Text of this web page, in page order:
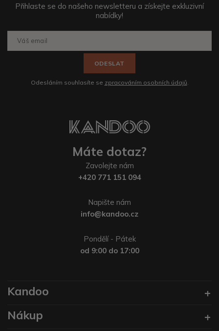
Přihlaste se do našeho newsletteru a získejte exkluzivní
nabídky!
ODESLAT
Odesláním souhlasíte se zpracováním osobních údajů
Máte dotaz?
Zavolejte nám
+420 771 151 094
Napište nám
info@kandoo.cz
Pondělí - Pátek
od 9:00 do 17:00
Kandoo
Nákup